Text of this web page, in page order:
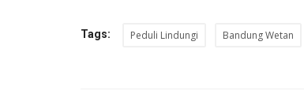
Tags: Peduli Lindungi Bandung Wetan